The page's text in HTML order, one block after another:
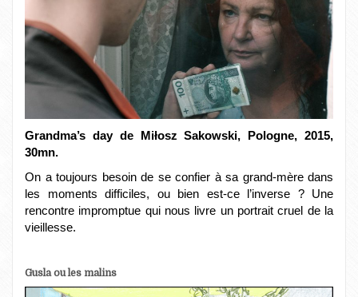
Grandma’s day de Miłosz Sakowski, Pologne, 2015,
30mn.
On a toujours besoin de se confier à sa grand-mère dans
les moments difficiles, ou bien est-ce l’inverse ? Une
rencontre impromptue qui nous livre un portrait cruel de la
vieillesse.
Gusla ou les malins